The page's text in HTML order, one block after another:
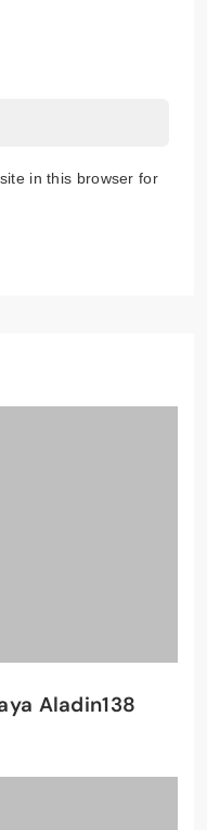
in this browser for
Aladin138